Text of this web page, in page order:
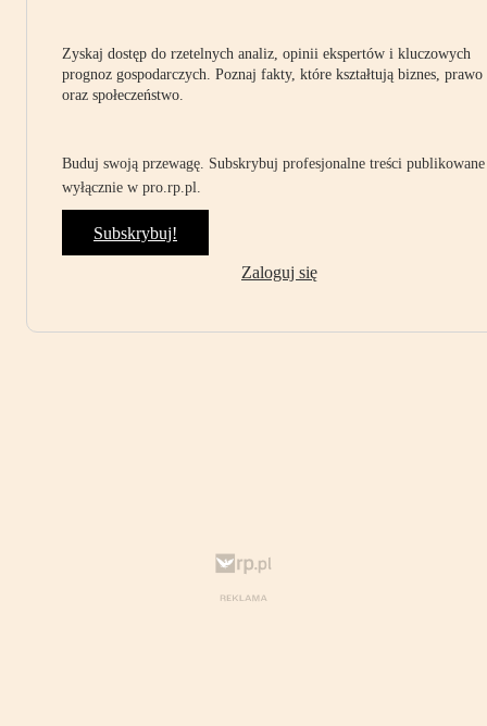
Zyskaj dostęp do rzetelnych analiz, opinii ekspertów i kluczowych
prognoz gospodarczych. Poznaj fakty, które kształtują biznes, prawo
oraz społeczeństwo.
Buduj swoją przewagę. Subskrybuj profesjonalne treści publikowane
wyłącznie w pro.rp.pl.
Subskrybuj!
Zaloguj się